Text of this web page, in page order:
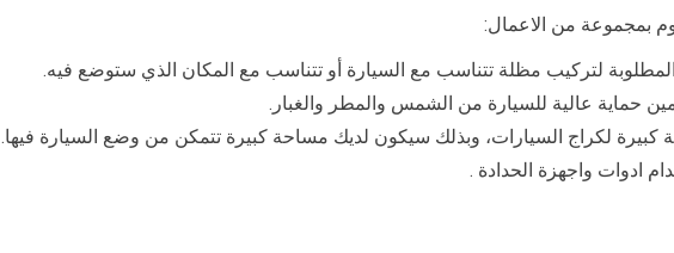
بمجموعة من الاعمال:
لتركيب مظلة تتناسب مع السيارة أو تتناسب مع المكان الذي ستوضع فيه.
حماية عالية للسيارة من الشمس والمطر والغبار.
لكراج السيارات، وبذلك سيكون لديك مساحة كبيرة تتمكن من وضع السيارة فيها.
ادوات واجهزة الحدادة .